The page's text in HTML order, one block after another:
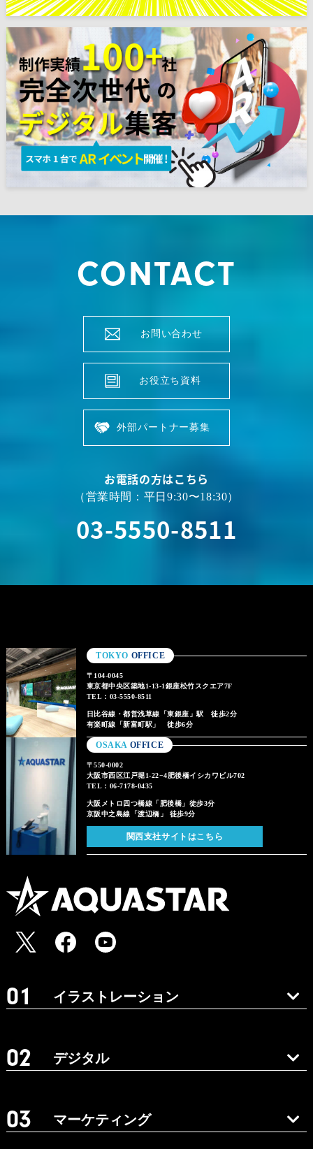
CONTACT
お問い合わせ
お役立ち資料
外部パートナー募集
お電話の方はこちら
（営業時間：平日9:30〜18:30）
03-5550-8511
TOKYO OFFICE
〒104-0045
東京都中央区築地1-13-1銀座松竹スクエア7F
TEL：03-5550-8511
日比谷線・都営浅草線「東銀座」駅 徒歩2分
有楽町線「新富町駅」 徒歩6分
OSAKA OFFICE
〒550-0002
大阪市西区江戸堀1-22−4肥後橋イシカワビル702
TEL：06-7178-0435
大阪メトロ四つ橋線「肥後橋」徒歩3分
京阪中之島線「渡辺橋」 徒歩9分
関西支社サイトはこちら
イラストレーション
デジタル
マーケティング